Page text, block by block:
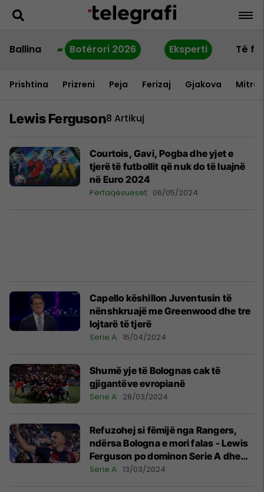
Ballina Botërori 2026 Eksperti Të
Prishtina Prizreni Peja Ferizaj Gjakova
Lewis Ferguson8 Artikuj
Courtois, Gavi, Pogba dhe yjet e
tjerë të futbollit që nuk do të luajnë
në Euro 2024
Përfaqësueset 06/05/2024
Capello këshillon Juventusin të
nënshkruajë me Greenwood dhe tre
lojtarë të tjerë
Serie A 16/04/2024
Shumë yje të Bolognas cak të
gjigantëve evropianë
Serie A 28/03/2024
Refuzohej si fëmijë nga Rangers,
ndërsa Bologna e mori falas - Lewis
Ferguson po dominon Serie A dhe
gjigantët italianë janë vënë pas tij
Serie A 13/03/2024